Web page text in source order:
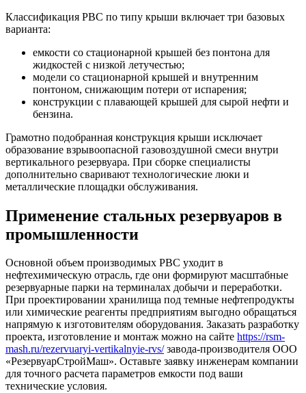
Классификация РВС по типу крыши включает три базовых
варианта:
емкости со стационарной крышей без понтона для
жидкостей с низкой летучестью;
модели со стационарной крышей и внутренним
понтоном, снижающим потери от испарения;
конструкции с плавающей крышей для сырой нефти и
бензина.
Грамотно подобранная конструкция крыши исключает
образование взрывоопасной газовоздушной смеси внутри
вертикального резервуара. При сборке специалисты
дополнительно сваривают технологические люки и
металлические площадки обслуживания.
Применение стальных резервуаров в
промышленности
Основной объем производимых РВС уходит в
нефтехимическую отрасль, где они формируют масштабные
резервуарные парки на терминалах добычи и переработки.
При проектировании хранилища под темные нефтепродукты
или химические реагенты предприятиям выгодно обращаться
напрямую к изготовителям оборудования. Заказать разработку
проекта, изготовление и монтаж можно на сайте https://rsm-
mash.ru/rezervuaryi-vertikalnyie-rvs/завода-производителя ООО
«РезервуарСтройМаш». Оставьте заявку инженерам компании
для точного расчета параметров емкости под ваши
технические условия.